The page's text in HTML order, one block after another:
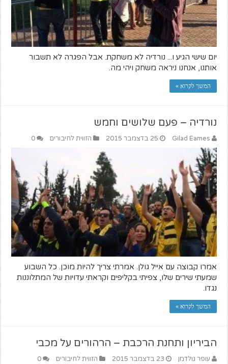
יום שישי הגיע ו... נורדיה לא משחקת. אבל הפגרה לא תשבור
אותנו, אנחנו ניראה משחק ויהי מה.
המשך לקרוא »
נורדיה – פעם שלושים וחמש
Gilad Eames 25 בדצמבר 2015 הזווית לחיבורים 0
אמרו קבוצה עם אייל גולן. אמרתי צריך להיות מוכן. כל השבוע
שמעתי שירים שלו, צפיתי בקליפים וקראתי עדויות של המתלוננות
נגדו.
המשך לקרוא »
הביריון ותחנת הרכבת – הרהורים על מכבי
עופר גולדמן 23 בדצמבר 2015 הזווית לחיבורים 0